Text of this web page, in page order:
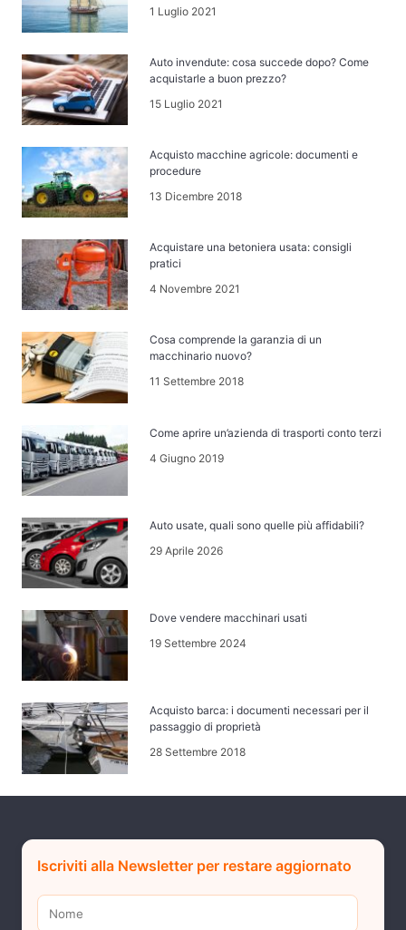
1 Luglio 2021
Auto invendute: cosa succede dopo? Come
acquistarle a buon prezzo?
15 Luglio 2021
Acquisto macchine agricole: documenti e
procedure
13 Dicembre 2018
Acquistare una betoniera usata: consigli
pratici
4 Novembre 2021
Cosa comprende la garanzia di un
macchinario nuovo?
11 Settembre 2018
Come aprire un’azienda di trasporti conto terzi
4 Giugno 2019
Auto usate, quali sono quelle più affidabili?
29 Aprile 2026
Dove vendere macchinari usati
19 Settembre 2024
Acquisto barca: i documenti necessari per il
passaggio di proprietà
28 Settembre 2018
Iscriviti alla Newsletter per restare aggiornato